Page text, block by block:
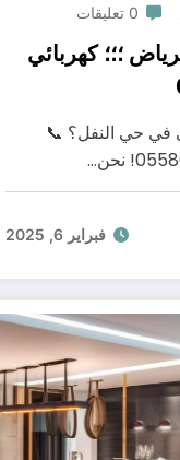
0 تعليقات
؛؛؛ كهربائي
في حي النفل؟ 📞
فبراير 6, 2025